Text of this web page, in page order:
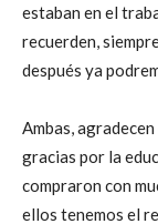
estaban en el
recuerden,
después ya
Ambas,
gracias por la
compraron con
ellos tenemos el